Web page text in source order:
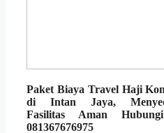
Paket Biaya Travel Haji
di Intan Jaya,
Fasilitas Aman
081367676975